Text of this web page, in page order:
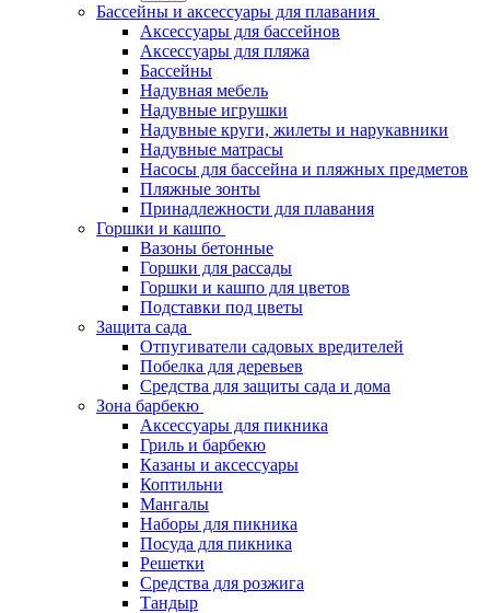
Бассейны и аксессуары для плавания
Аксессуары для бассейнов
Аксессуары для пляжа
Бассейны
Надувная мебель
Надувные игрушки
Надувные круги, жилеты и нарукавники
Надувные матрасы
Насосы для бассейна и пляжных предметов
Пляжные зонты
Принадлежности для плавания
Горшки и кашпо
Вазоны бетонные
Горшки для рассады
Горшки и кашпо для цветов
Подставки под цветы
Защита сада
Отпугиватели садовых вредителей
Побелка для деревьев
Средства для защиты сада и дома
Зона барбекю
Аксессуары для пикника
Гриль и барбекю
Казаны и аксессуары
Коптильни
Мангалы
Наборы для пикника
Посуда для пикника
Решетки
Средства для розжига
Тандыр